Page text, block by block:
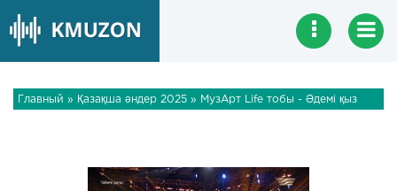
Главный » Қазақша әндер 2025 » МузАрт Life тобы - Әдемі қыз